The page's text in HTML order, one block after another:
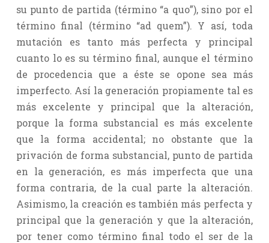
su punto de partida (término “a quo”), sino por el
término final (término “ad quem”). Y así, toda
mutación es tanto más perfecta y principal
cuanto lo es su término final, aunque el término
de procedencia que a éste se opone sea más
imperfecto. Así la generación propiamente tal es
más excelente y principal que la alteración,
porque la forma substancial es más excelente
que la forma accidental; no obstante que la
privación de forma substancial, punto de partida
en la generación, es más imperfecta que una
forma contraria, de la cual parte la alteración.
Asimismo, la creación es también más perfecta y
principal que la generación y que la alteración,
por tener como término final todo el ser de la